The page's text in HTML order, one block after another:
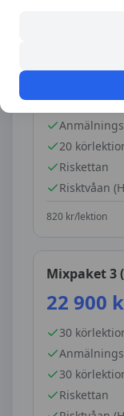
16 400
20
20
Riskettan
Risktvåan
820 kr/lektion
Mixpaket 3
22 900
30
30
Riskettan